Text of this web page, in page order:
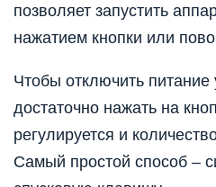
позволяет запустить
нажатием кнопки или
Чтобы отключить питание
достаточно нажать на
регулируется и
Самый простой способ –